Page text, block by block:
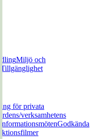
Miljö och
Tillgänglighet
för privata
verksamhetens
InformationsmötenGodkända